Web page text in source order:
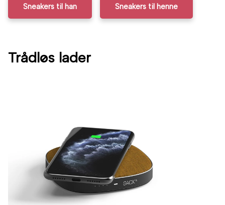
Sneakers til han Sneakers til henne
Trådløs lader